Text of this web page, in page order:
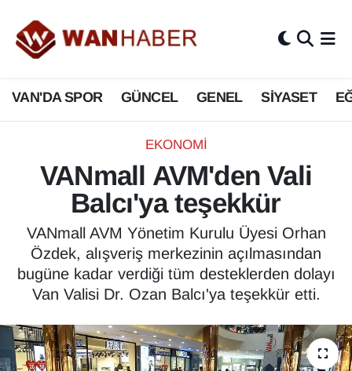
VAN'DA SPOR GÜNCEL GENEL SİYASET
EKONOMİ
VANmall AVM'den Vali
Balcı'ya teşekkür
VANmall AVM Yönetim Kurulu Üyesi Orhan
Özdek, alışveriş merkezinin açılmasından
bugüne kadar verdiği tüm desteklerden dolayı
Van Valisi Dr. Ozan Balcı'ya teşekkür etti.
3.SAYFA
ASAYİŞ
BİLİM VE TEKNOLOJİ
Biyografi
Bölge Haberleri
ÇEVRE
Deprem
Dernekler, Odalar
Van Nöbetçi Eczaneler
Van Hava Durumu
Van Namaz Vakitleri
Van Trafik Yoğunluk Haritası
Süper Lig Puan Durumu ve Fikstür
Tüm Manşetler
Son Dakika Haberleri
Haber Arşivi